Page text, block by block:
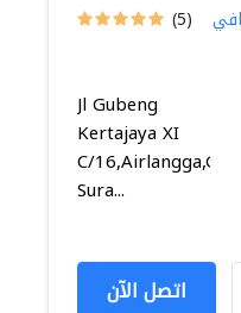
(5)
Jl Gubeng
Kertajaya XI
C/
Sura...
اتصل الآن